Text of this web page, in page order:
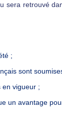
sera retrouvé
;
sont
en vigueur ;
un avantage